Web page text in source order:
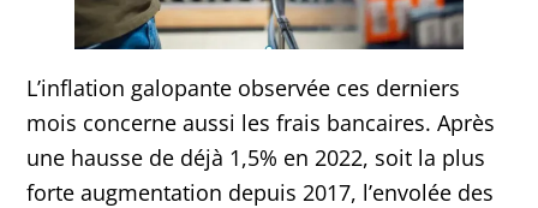
L’inflation galopante observée ces derniers
mois concerne aussi les frais bancaires. Après
une hausse de déjà 1,5% en 2022, soit la plus
forte augmentation depuis 2017, l’envolée des